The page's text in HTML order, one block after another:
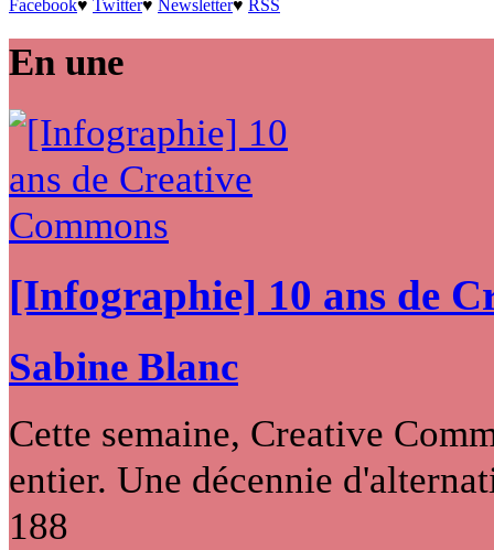
Facebook♥ Twitter♥ Newsletter♥ RSS
En une
[Infographie] 10 ans de
Sabine Blanc
Cette semaine, Creative
entier. Une décennie
188